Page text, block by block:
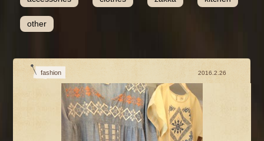
other
fashion 2016.2.26